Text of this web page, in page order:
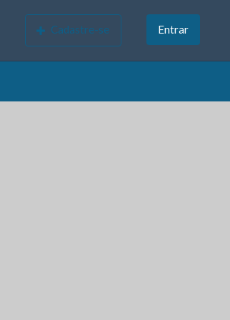
Cadastre-se Entrar